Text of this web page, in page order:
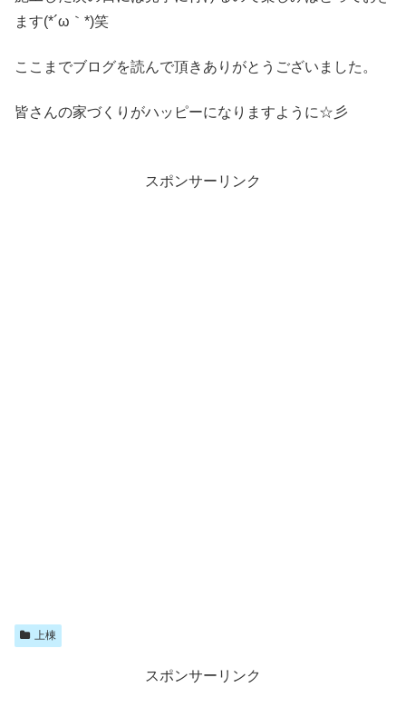
ます(*´ω｀*)笑
ここまでブログを読んで頂きありがとうございました。
皆さんの家づくりがハッピーになりますように☆彡
スポンサーリンク
上棟
スポンサーリンク